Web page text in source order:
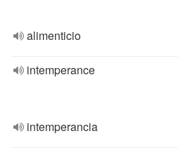
alimenticio
intemperance
intemperancia